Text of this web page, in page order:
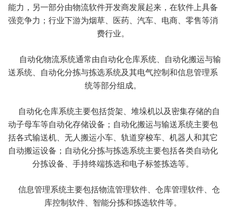
能力，另一部分由物流软件开发商发展起来，在软件上具备
强竞争力；行业下游为烟草、医药、汽车、电商、零售等消
费行业。
自动化物流系统通常由自动化仓库系统、自动化搬运与输
送系统、自动化分拣与拣选系统及其电气控制和信息管理系
统等部分组成。
自动化仓库系统主要包括货架、堆垛机以及密集存储的自
动子母车等自动化存储设备；自动化搬运与输送系统主要包
括各式输送机、无人搬运小车、轨道穿梭车、机器人和其它
自动搬运设备；自动化分拣与拣选系统主要包括各类自动化
分拣设备、手持终端拣选和电子标签拣选等。
信息管理系统主要包括物流管理软件、仓库管理软件、仓
库控制软件、智能分拣和拣选软件等。